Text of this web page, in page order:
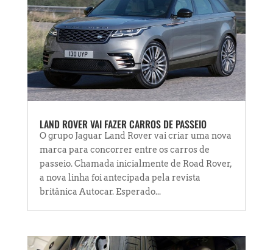
LAND ROVER VAI FAZER CARROS DE PASSEIO
O grupo Jaguar Land Rover vai criar uma nova
marca para concorrer entre os carros de
passeio. Chamada inicialmente de Road Rover,
a nova linha foi antecipada pela revista
britânica Autocar. Esperado...